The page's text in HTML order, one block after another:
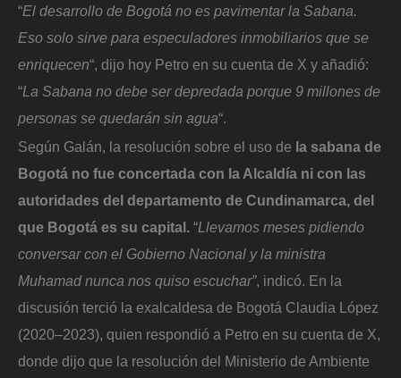
“El desarrollo de Bogotá no es pavimentar la Sabana.
Eso solo sirve para especuladores inmobiliarios que se
enriquecen“, dijo hoy Petro en su cuenta de X y añadió:
“La Sabana no debe ser depredada porque 9 millones de
personas se quedarán sin agua“.
Según Galán, la resolución sobre el uso de la sabana de
Bogotá no fue concertada con la Alcaldía ni con las
autoridades del departamento de Cundinamarca, del
que Bogotá es su capital. “Llevamos meses pidiendo
conversar con el Gobierno Nacional y la ministra
Muhamad nunca nos quiso escuchar”, indicó. En la
discusión terció la exalcaldesa de Bogotá Claudia López
(2020–2023), quien respondió a Petro en su cuenta de X,
donde dijo que la resolución del Ministerio de Ambiente